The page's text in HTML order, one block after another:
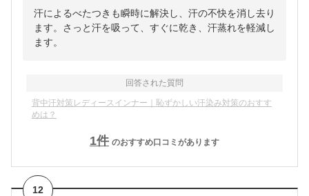
汗によるべたつきも瞬時に解決し、汗の不快を消し去り
ます。さっと汗を吸って、すぐに乾き、汗蒸れを軽減し
ます。
回答された質問
背中汗対策レディースインナー｜恥ずかしい汗染み対策のおすす
めは？
1件 のおすすめ口コミがあります
12